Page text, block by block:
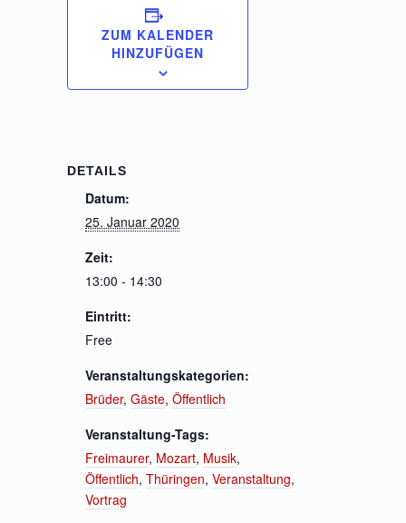
ZUM KALENDER
HINZUFÜGEN
DETAILS
Datum:
25. Januar 2020
Zeit:
13:00 - 14:30
Eintritt:
Free
Veranstaltungskategorien:
Brüder, Gäste, Öffentlich
Veranstaltung-Tags:
Freimaurer, Mozart, Musik,
Öffentlich, Thüringen, Veranstaltung,
Vortrag